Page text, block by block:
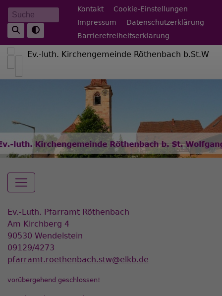
Direkt
zum
Inhalt
Suche Fußbereichsmenü
Kontakt
Cookie-Einstellungen
Impressum
Datenschutzerklärung
Barrierefreiheitserklärung
Ev.-luth. Kirchengemeinde Röthenbach b.St.W
Hauptnavigation
Ev.-Luth. Pfarramt Röthenbach
Am Kirchberg 4
90530 Wendelstein
09129/4273
pfarramt.roethenbach.stw@elkb.de
vorübergehend geschlossen!